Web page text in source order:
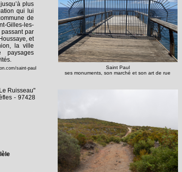
plus
qui lui
de
Gilles-les-
passant par
et
la ville
paysages
saint-paul
Ruisseau"
- 97428
Saint Paul
ses monuments, son marché et son art de rue